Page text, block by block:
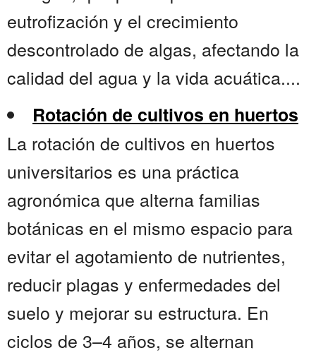
eutrofización y el crecimiento
descontrolado de algas, afectando la
calidad del agua y la vida acuática....
Rotación de cultivos en huertos
La rotación de cultivos en huertos
universitarios es una práctica
agronómica que alterna familias
botánicas en el mismo espacio para
evitar el agotamiento de nutrientes,
reducir plagas y enfermedades del
suelo y mejorar su estructura. En
ciclos de 3–4 años, se alternan